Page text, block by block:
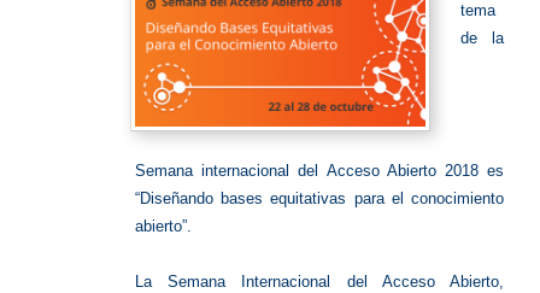
tema
de la
Semana internacional del Acceso Abierto 2018 es
“Diseñando bases equitativas para el conocimiento
abierto”.
La Semana Internacional del Acceso Abierto,